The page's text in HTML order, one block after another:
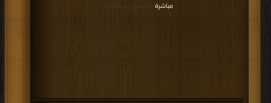
مباشرة
| التحميل : مرة/مرات